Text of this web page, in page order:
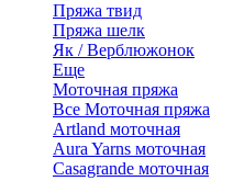
Пряжа твид
Пряжа шелк
Як / Верблюжонок
Еще
Моточная пряжа
Все Моточная пряжа
Artland моточная
Aura Yarns моточная
Casagrande моточная